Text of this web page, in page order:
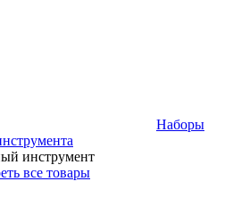
Наборы
инструмент
все товары